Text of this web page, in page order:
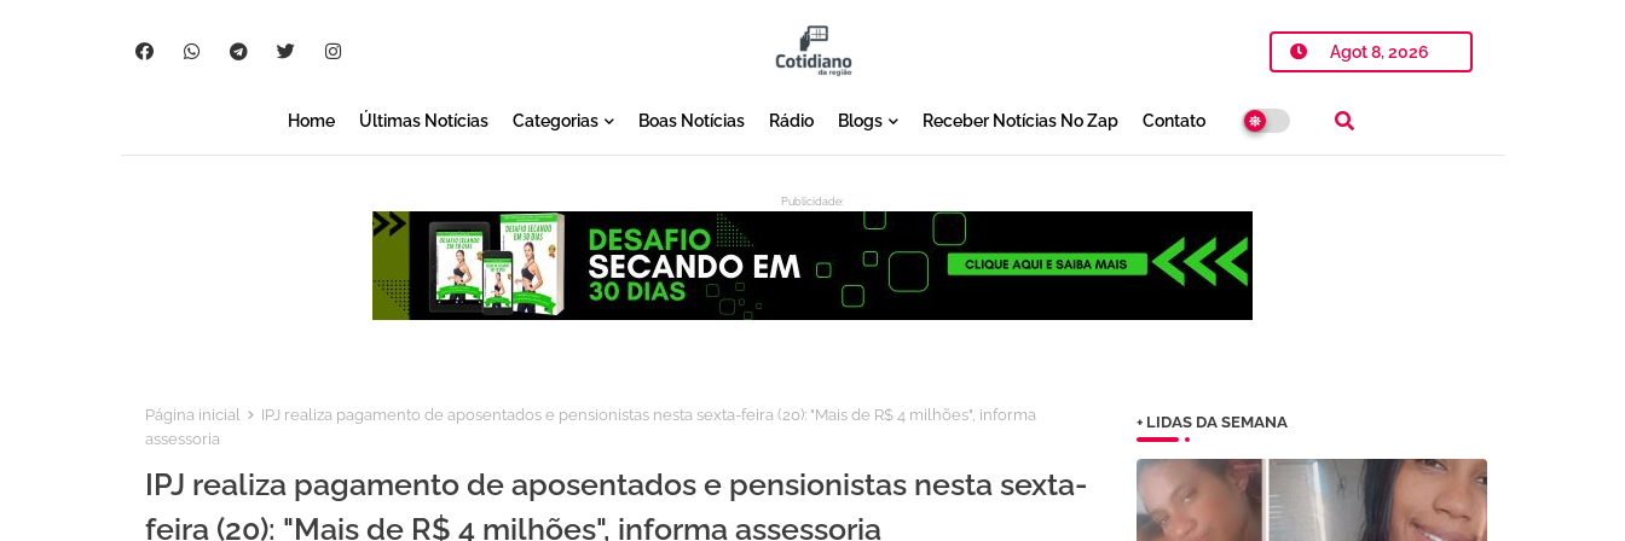
Agot 8, 2026
Home Últimas Notícias Categorias Boas Notícias Rádio Blogs Receber Notícias No Zap Contato
Publicidade:
:
Página inicial
IPJ realiza pagamento de aposentados e pensionistas nesta sexta-feira (20): "Mais de R$ 4 milhões", informa
assessoria
IPJ realiza pagamento de aposentados e pensionistas nesta sexta-
feira (20): "Mais de R$ 4 milhões", informa assessoria
+ LIDAS DA SEMANA